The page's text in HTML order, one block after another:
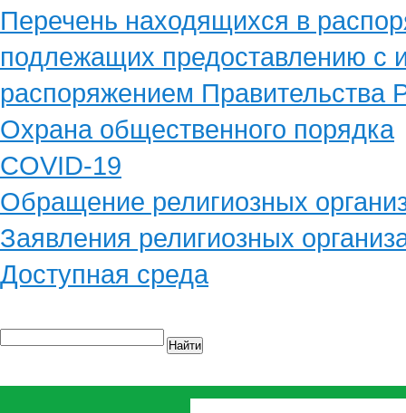
Перечень находящихся в
подлежащих предоставлению с
распоряжением
Охрана общественного порядка
COVID-19
Обращение религиозных
Заявления религиозных
Доступная среда
Найти